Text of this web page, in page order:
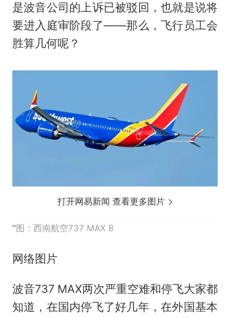
是波音公司的上诉已被驳回，也就是说将
要进入庭审阶段了——那么，飞行员工会
胜算几何呢？
打开网易新闻 查看更多图片
图：西南航空737 MAX 8
网络图片
波音737 MAX两次严重空难和停飞大家都
知道，在国内停飞了好几年，在外国基本